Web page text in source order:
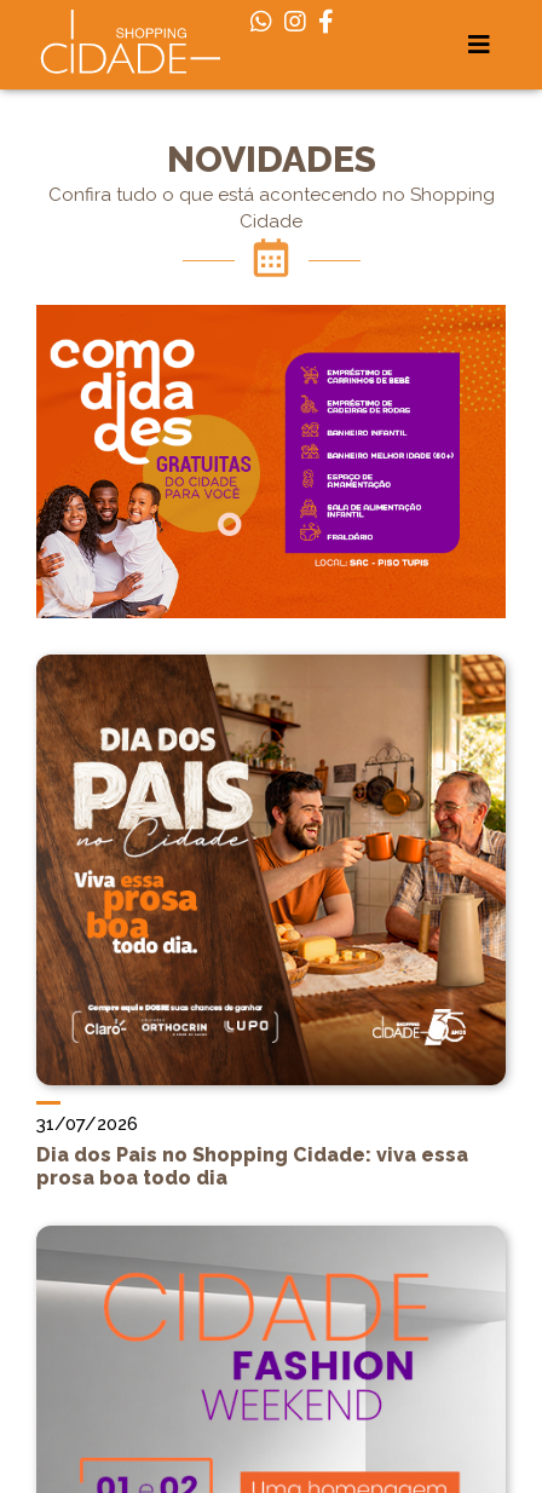
NOVIDADES
Confira tudo o que está acontecendo no Shopping
Cidade
31/07/2026
Dia dos Pais no Shopping Cidade: viva essa
prosa boa todo dia